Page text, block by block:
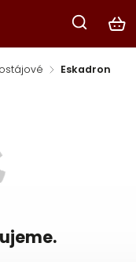
/ Eskadron